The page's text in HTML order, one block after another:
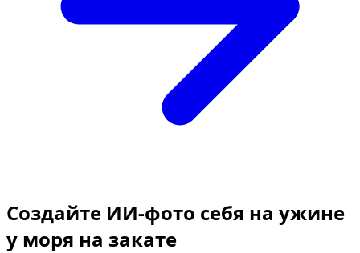
Создайте ИИ-фото себя на ужине
у моря на закате